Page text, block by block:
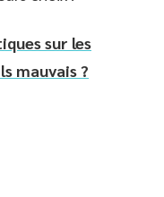
sur les
mauvais ?